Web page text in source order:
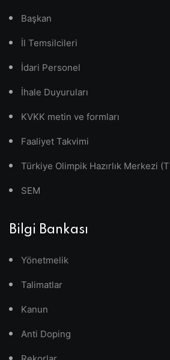
Başkan
İl Temsilcileri
İdari Personel
İhale Duyuruları
KVKK metin ve formları
Faaliyet Takvimi
Türkiye Olimpik Hazırlık Merkezi
SEM
Bilgi Bankası
Yönetmelik
Talimatlar
Kanun
Anti Doping